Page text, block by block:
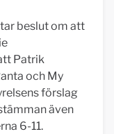
beslut om att
Patrik
och My
förslag
även
6-11.